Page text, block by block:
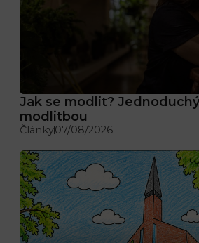
Jak se modlit?
modlitbou
Články07/08/2026